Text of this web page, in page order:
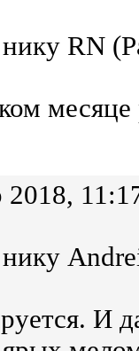
RN
месяце
2018,
И